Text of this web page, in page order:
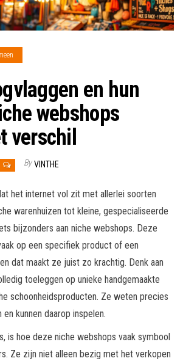
en hun
webshops
verschil
By VINTHE
het internet vol zit met allerlei soorten
warenhuizen tot kleine, gespecialiseerde
bijzonders aan niche webshops. Deze
op een specifiek product of een
dat maakt ze juist zo krachtig. Denk aan
toeleggen op unieke handgemaakte
schoonheidsproducten. Ze weten precies
kunnen daarop inspelen.
is hoe deze niche webshops vaak symbool
Ze zijn niet alleen bezig met het verkopen